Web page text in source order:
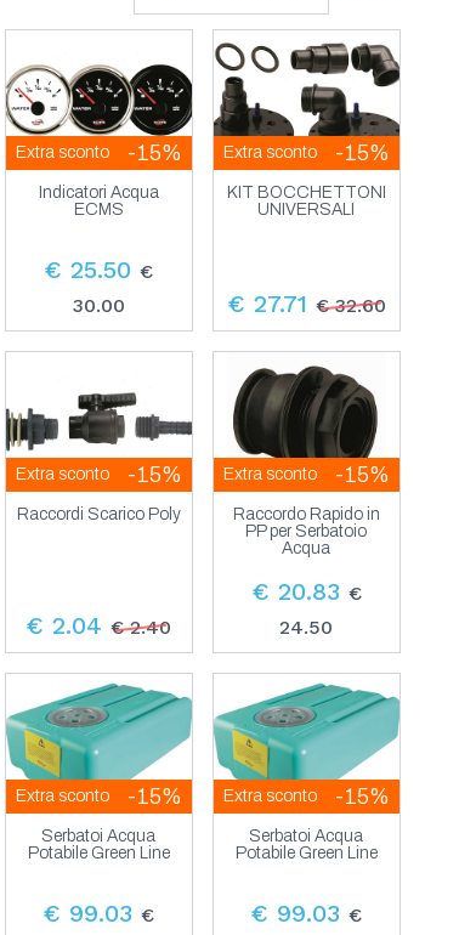
Extra sconto -15%
Indicatori Acqua
ECMS
€ 25.50 €
30.00
Extra sconto -15%
KIT BOCCHETTONI
UNIVERSALI
€ 27.71 € 32.60
Extra sconto -15%
Raccordi Scarico Poly
€ 2.04 € 2.40
Extra sconto -15%
Raccordo Rapido in
PP per Serbatoio
Acqua
€ 20.83 €
24.50
Extra sconto -15%
Serbatoi Acqua
Potabile Green Line
€ 99.03 €
Extra sconto -15%
Serbatoi Acqua
Potabile Green Line
€ 99.03 €